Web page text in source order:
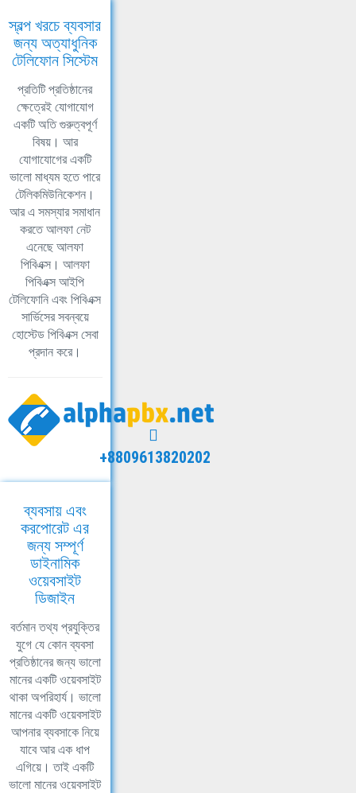
স্বল্প খরচে ব্যবসার
জন্য অত্যাধুনিক
টেলিফোন সিস্টেম
প্রতিটি প্রতিষ্ঠানের
ক্ষেত্রেই যোগাযোগ
একটি অতি গুরুত্বপূর্ণ
বিষয়। আর
যোগাযোগের একটি
ভালো মাধ্যম হতে পারে
টেলিকমিউনিকেশন।
আর এ সমস্যার সমাধান
করতে আলফা নেট
এনেছে আলফা
পিবিএক্স। আলফা
পিবিএক্স আইপি
টেলিফোনি এবং পিবিএক্স
সার্ভিসের সবন্বয়ে
হোস্টেড পিবিএক্স সেবা
প্রদান করে।
+8809613820202
ব্যবসায় এবং
করপোরেট এর
জন্য সম্পূর্ণ
ডাইনামিক
ওয়েবসাইট
ডিজাইন
বর্তমান তথ্য প্রযুক্তির
যুগে যে কোন ব্যবসা
প্রতিষ্ঠানের জন্য ভালো
মানের একটি ওয়েবসাইট
থাকা অপরিহার্য। ভালো
মানের একটি ওয়েবসাইট
আপনার ব্যবসাকে নিয়ে
যাবে আর এক ধাপ
এগিয়ে। তাই একটি
ভালো মানের ওয়েবসাইট